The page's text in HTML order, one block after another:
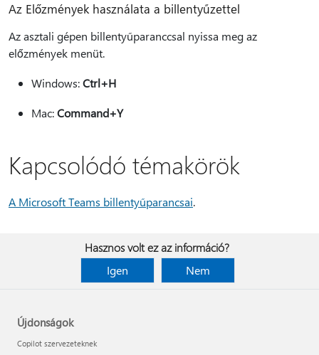
Az Előzmények használata a billentyűzettel
Az asztali gépen billentyűparanccsal nyissa meg az
előzmények menüt.
Windows:Ctrl+H
Mac:Command+Y
Kapcsolódó témakörök
A Microsoft Teams billentyűparancsai.
Hasznos volt ez az információ?
Igen
Nem
Újdonságok
Copilot szervezeteknek